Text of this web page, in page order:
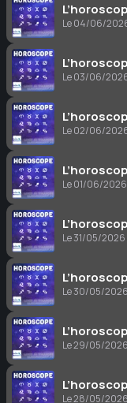
Le 04/06/
Le 03/06/
Le 02/06/
Le 01/06/
Le 31/05/
Le 30/05/
Le 29/05/
Le 28/05/